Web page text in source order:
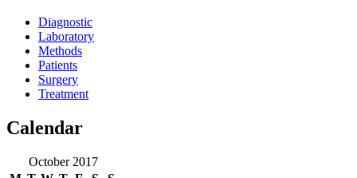
Diagnostic
Laboratory
Methods
Patients
Surgery
Treatment
Calendar
October 2017